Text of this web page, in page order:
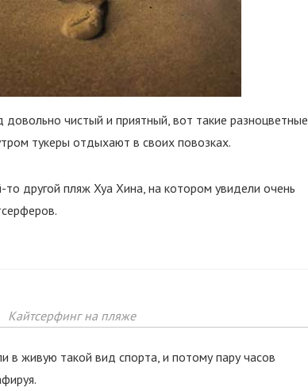
чистый и приятный, вот такие разноцветные
тукеры отдыхают в своих повозках.
другой пляж Хуа Хина, на котором увидели очень
Кайтсерфинг на пляже
в живую такой вид спорта, и потому пару часов